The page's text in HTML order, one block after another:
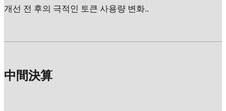
개선 전 후의 극적인 토큰 사용량 변화..
中間決算